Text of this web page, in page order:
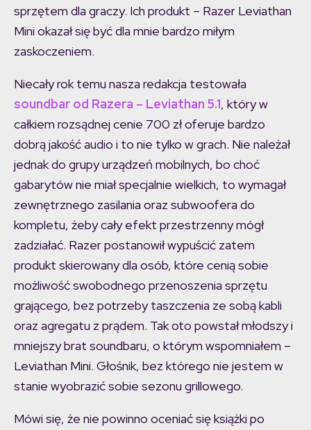
sprzętem dla graczy. Ich produkt – Razer Leviathan
Mini okazał się być dla mnie bardzo miłym
zaskoczeniem.
Niecały rok temu nasza redakcja testowała
soundbar od Razera – Leviathan 5.1, który w
całkiem rozsądnej cenie 700 zł oferuje bardzo
dobrą jakość audio i to nie tylko w grach. Nie należał
jednak do grupy urządzeń mobilnych, bo choć
gabarytów nie miał specjalnie wielkich, to wymagał
zewnętrznego zasilania oraz subwoofera do
kompletu, żeby cały efekt przestrzenny mógł
zadziałać. Razer postanowił wypuścić zatem
produkt skierowany dla osób, które cenią sobie
możliwość swobodnego przenoszenia sprzętu
grającego, bez potrzeby taszczenia ze sobą kabli
oraz agregatu z prądem. Tak oto powstał młodszy i
mniejszy brat soundbaru, o którym wspomniałem –
Leviathan Mini. Głośnik, bez którego nie jestem w
stanie wyobrazić sobie sezonu grillowego.
Mówi się, że nie powinno oceniać się książki po